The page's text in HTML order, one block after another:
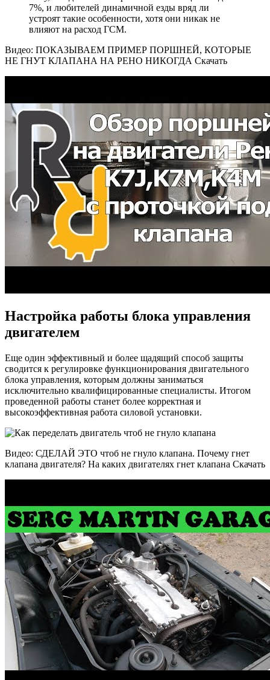
7%, и любителей динамичной езды вряд ли
устроят такие особенности, хотя они никак не
влияют на расход ГСМ.
Видео: ПОКАЗЫВАЕМ ПРИМЕР ПОРШНЕЙ, КОТОРЫЕ
НЕ ГНУТ КЛАПАНА НА РЕНО НИКОГДА Скачать
Настройка работы блока управления
двигателем
Еще один эффективный и более щадящий способ защиты
сводится к регулировке функционирования двигательного
блока управления, которым должны заниматься
исключительно квалифицированные специалисты. Итогом
проведенной работы станет более корректная и
высокоэффективная работа силовой установки.
Видео: СДЕЛАЙ ЭТО чтоб не гнуло клапана. Почему гнет
клапана двигателя? На каких двигателях гнет клапана Скачать